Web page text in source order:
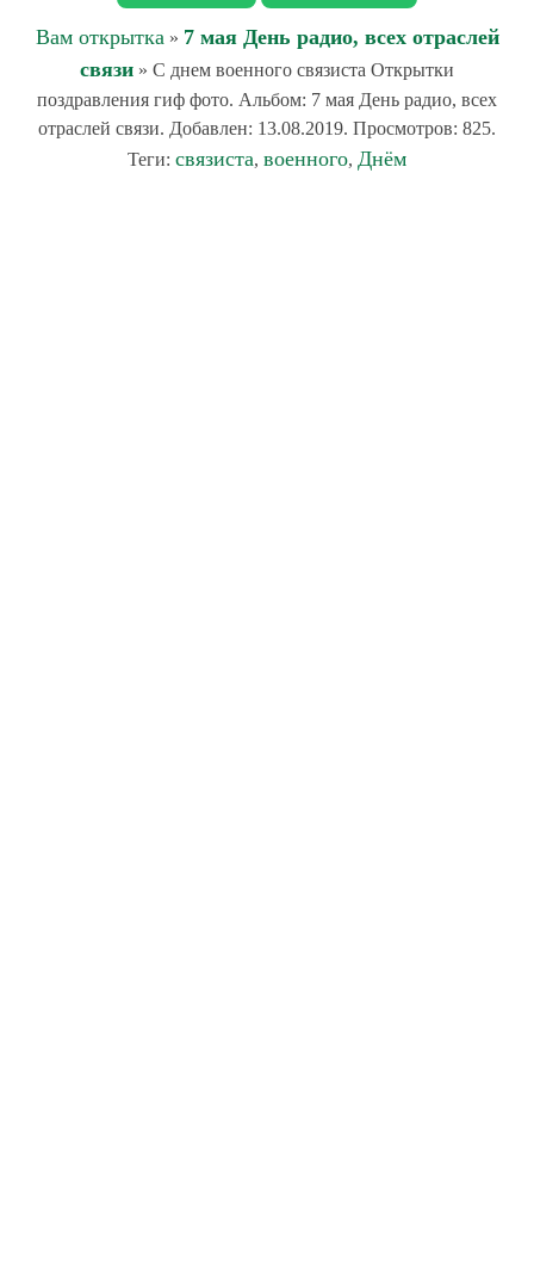
Вам открытка » 7 мая День радио, всех отраслей
связи » С днем военного связиста Открытки
поздравления гиф фото. Альбом: 7 мая День радио, всех
отраслей связи. Добавлен: 13.08.2019. Просмотров: 825.
Теги: связиста, военного, Днём